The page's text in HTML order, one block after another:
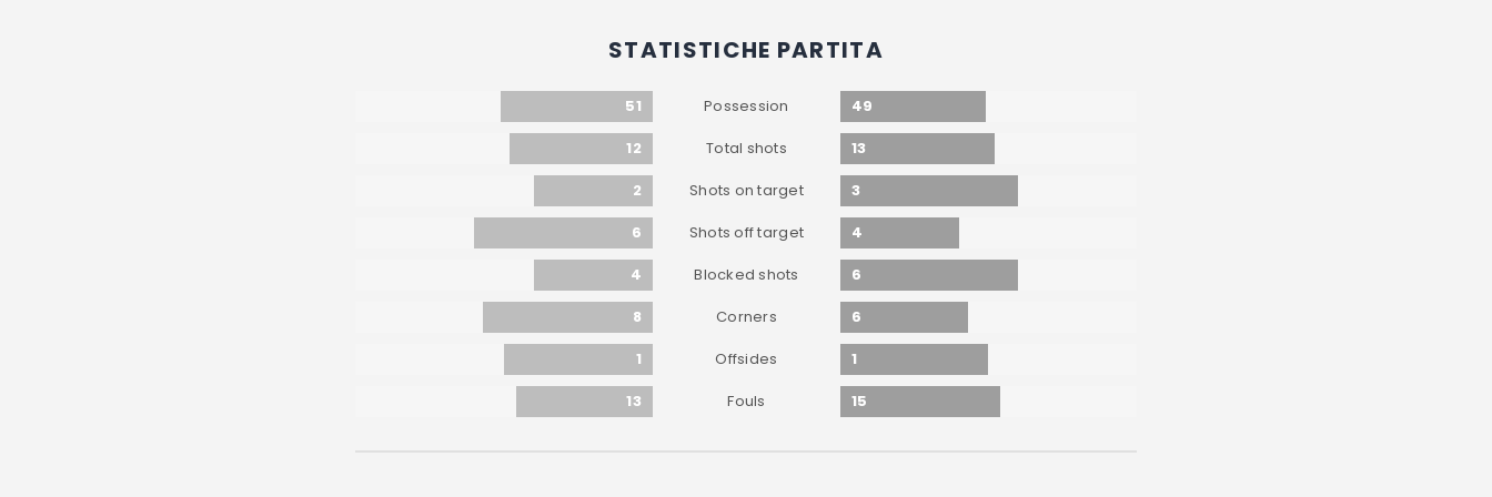
STATISTICHE PARTITA
51 Possession
49
12
Total shots
13
2
Shots on target
3
6
Shots off target
4
4
Blocked shots
6
8
Corners
6
1
Offsides
1
13
Fouls 15